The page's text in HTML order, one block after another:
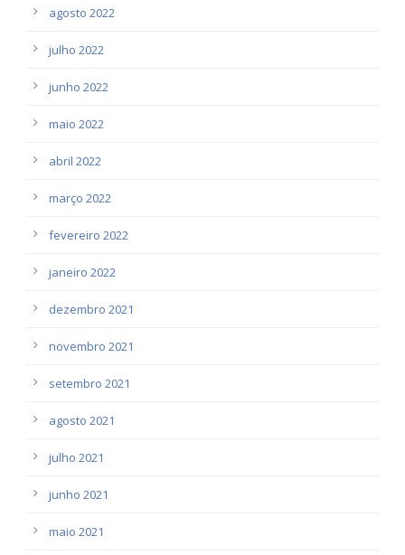
agosto 2022
julho 2022
junho 2022
maio 2022
abril 2022
março 2022
fevereiro 2022
janeiro 2022
dezembro 2021
novembro 2021
setembro 2021
agosto 2021
julho 2021
junho 2021
maio 2021